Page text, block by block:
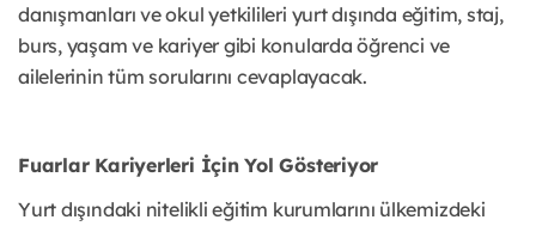
danışmanları ve okul yetkilileri yurt dışında eğitim, staj,
burs, yaşam ve kariyer gibi konularda öğrenci ve
ailelerinin tüm sorularını cevaplayacak.
Fuarlar Kariyerleri İçin Yol Gösteriyor
Yurt dışındaki nitelikli eğitim kurumlarını ülkemizdeki